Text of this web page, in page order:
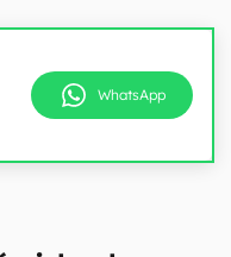
WhatsApp